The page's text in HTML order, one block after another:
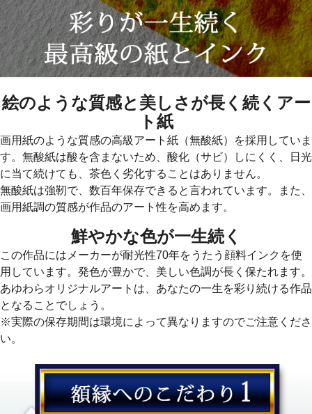
絵のような質感と美しさが長く続くアー
ト紙
画用紙のような質感の高級アート紙（無酸紙）を採用していま
す。無酸紙は酸を含まないため、酸化（サビ）しにくく、日光
に当て続けても、茶色く劣化することはありません。
無酸紙は強靭で、数百年保存できると言われています。また、
画用紙調の質感が作品のアート性を高めます。
鮮やかな色が一生続く
この作品にはメーカーが耐光性70年をうたう顔料インクを使
用しています。発色が豊かで、美しい色調が長く保たれます。
あゆわらオリジナルアートは、あなたの一生を彩り続ける作品
となることでしょう。
※実際の保存期間は環境によって異なりますのでご注意くださ
い。